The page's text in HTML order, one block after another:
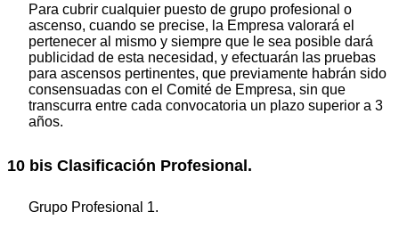
Para cubrir cualquier puesto de grupo profesional o
ascenso, cuando se precise, la Empresa valorará el
pertenecer al mismo y siempre que le sea posible dará
publicidad de esta necesidad, y efectuarán las pruebas
para ascensos pertinentes, que previamente habrán sido
consensuadas con el Comité de Empresa, sin que
transcurra entre cada convocatoria un plazo superior a 3
años.
10 bis Clasificación Profesional.
Grupo Profesional 1.